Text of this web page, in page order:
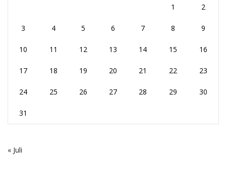
1 2
3 4 5 6 7 8 9
10 11 12 13 14 15 16
17 18 19 20 21 22 23
24 25 26 27 28 29 30
31
« Juli